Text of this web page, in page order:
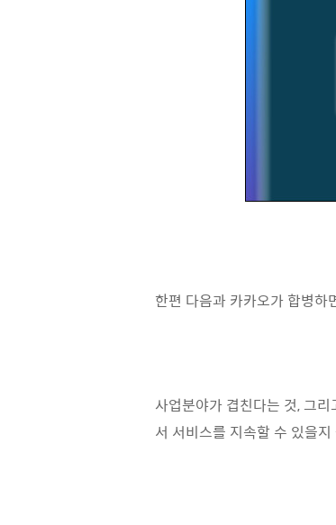
한편 다음과 카카오가 합병하
사업분야가 겹친다는 것, 그
서 서비스를 지속할 수 있을